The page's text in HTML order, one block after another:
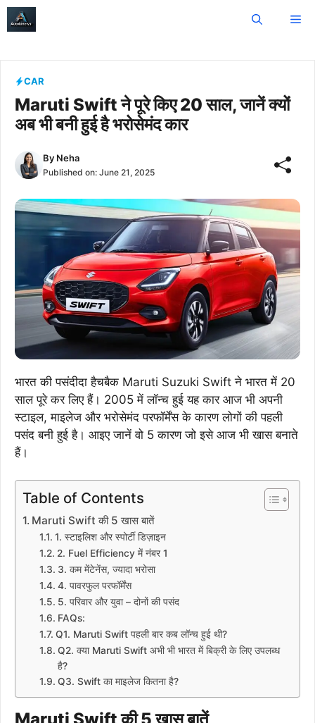
Skip
CAR
Maruti Swift ने पूरे किए 20 साल, जानें क्यों
अब भी बनी हुई है भरोसेमंद कार
By Neha
Published on: June 21, 2025
भारत की पसंदीदा हैचबैक Maruti Suzuki Swift ने भारत में 20
साल पूरे कर लिए हैं। 2005 में लॉन्च हुई यह कार आज भी अपनी
स्टाइल, माइलेज और भरोसेमंद परफॉर्मेंस के कारण लोगों की पहली
पसंद बनी हुई है। आइए जानें वो 5 कारण जो इसे आज भी खास बनाते
हैं।
Table of Contents
Maruti Swift की 5 खास बातें
1. स्टाइलिश और स्पोर्टी डिज़ाइन
2. Fuel Efficiency में नंबर 1
3. कम मेंटेनेंस, ज्यादा भरोसा
4. पावरफुल परफॉर्मेंस
5. परिवार और युवा – दोनों की पसंद
FAQs:
Q1. Maruti Swift पहली बार कब लॉन्च हुई थी?
Q2. क्या Maruti Swift अभी भी भारत में बिक्री के लिए उपलब्ध
है?
Q3. Swift का माइलेज कितना है?